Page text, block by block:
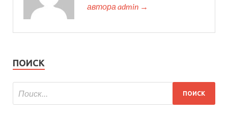
автора admin →
ПОИСК